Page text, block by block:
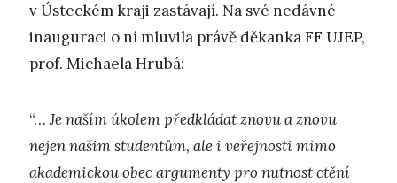
v Ústeckém kraji zastávají. Na své nedávné
inauguraci o ní mluvila právě děkanka FF UJEP,
prof. Michaela Hrubá:
“…Je naším úkolem předkládat znovu a znovu
nejen našim studentům, ale i veřejnosti mimo
akademickou obec argumenty pro nutnost ctění